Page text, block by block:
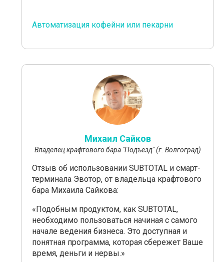
Автоматизация кофейни или пекарни
Михаил Сайков
Владелец крафтового бара "Подъезд" (г. Волгоград)
Отзыв об использовании SUBTOTAL и смарт-
терминала Эвотор, от владельца крафтового
бара Михаила Сайкова:
«Подобным продуктом, как SUBTOTAL,
необходимо пользоваться начиная с самого
начале ведения бизнеса. Это доступная и
понятная программа, которая сбережет Ваше
время, деньги и нервы.»